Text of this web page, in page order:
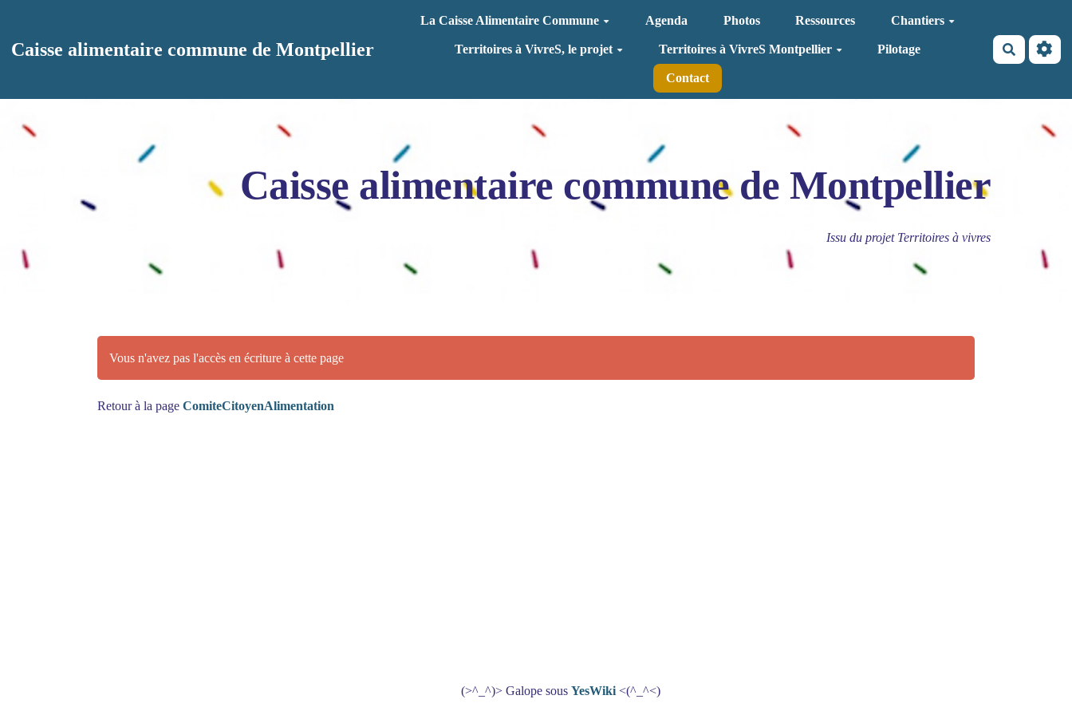
Caisse alimentaire commune de Montpellier
La Caisse Alimentaire Commune Agenda Photos Ressources Chantiers
Territoires à VivreS, le projet Territoires à VivreS Montpellier Pilotage
Contact
Caisse alimentaire commune de Montpellier
Issu du projet Territoires à vivres
Vous n'avez pas l'accès en écriture à cette page
Retour à la page ComiteCitoyenAlimentation
(>^_^)> Galope sous YesWiki <(^_^<)